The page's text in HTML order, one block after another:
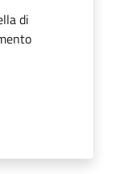
di